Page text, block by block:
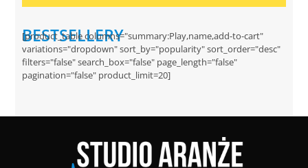
BESTSELLERY
[product_table columns="summary:Play,name,add-to-cart"
variations="dropdown" sort_by="popularity" sort_order="desc"
filters="false" search_box="false" page_length="false"
pagination="false" product_limit=20]